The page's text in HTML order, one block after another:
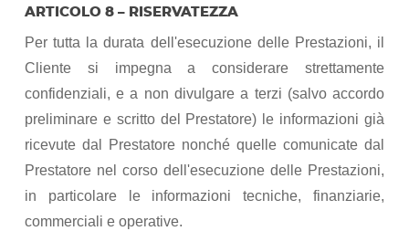
ARTICOLO 8 – RISERVATEZZA
Per tutta la durata dell'esecuzione delle Prestazioni, il
Cliente si impegna a considerare strettamente
confidenziali, e a non divulgare a terzi (salvo accordo
preliminare e scritto del Prestatore) le informazioni già
ricevute dal Prestatore nonché quelle comunicate dal
Prestatore nel corso dell'esecuzione delle Prestazioni,
in particolare le informazioni tecniche, finanziarie,
commerciali e operative.